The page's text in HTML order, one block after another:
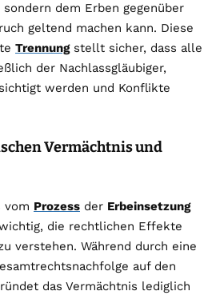
sondern dem Erben gegenüber
geltend machen kann. Diese
Trennungstellt sicher, dass alle
der Nachlassgläubiger,
werden und Konflikte
Vermächtnis und
vom Prozess der Erbeinsetzung
die rechtlichen Effekte
verstehen. Während durch eine
auf den
das Vermächtnis lediglich